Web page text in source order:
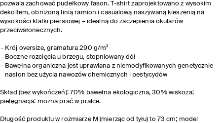
pozwala zachować pudełkowy fason. T-shirt zaprojektowano z wysokim
dekoltem, obniżoną linią ramion i casualową naszywaną kieszenią na
wysokości klatki piersiowej – idealną do zaczepienia okularów
przeciwsłonecznych.
Krój oversize, gramatura 290 g/m²
Boczne rozcięcia u brzegu, stopniowany dół
Bawełna organiczna jest uprawiana z niemodyfikowanych genetycznie
nasion bez użycia nawozówchemicznych i pestycydów
Skład (bez wykończeń): 70% bawełna ekologiczna, 30% wiskoza;
pielęgnacja: można prać w pralce.
Długość produktu w rozmiarze M (mierząc od tyłu) to 73 cm; model